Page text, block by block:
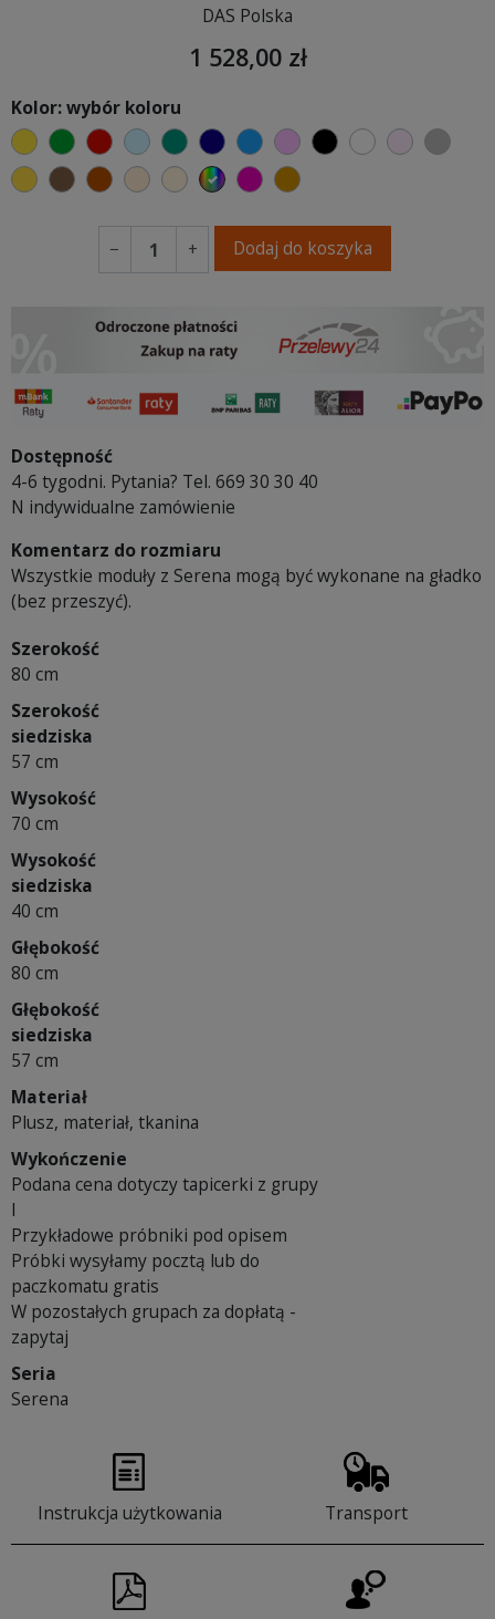
DAS Polska
1 528,00 zł
Kolor: wybór koloru
żółtyzielonyczerwony
błękitnyturkusowygranatowyniebieski
różowyczarnybiałyjasny róż
szary
musztardowy
brązowy
ceglastyciepły kremowy
ecru beżowy
wybór koloru
fuksjakoniakowy
− + Dodaj do koszyka
Dostępność
4-6 tygodni. Pytania? Tel. 669 30 30 40
N indywidualne zamówienie
Komentarz do rozmiaru
Wszystkie moduły z Serena mogą być wykonane na gładko
(bez przeszyć).
Szerokość
80 cm
Szerokość
siedziska
57 cm
Wysokość
70 cm
Wysokość
siedziska
40 cm
Głębokość
80 cm
Głębokość
siedziska
57 cm
Materiał
Plusz, materiał, tkanina
Wykończenie
Podana cena dotyczy tapicerki z grupy
I
Przykładowe próbniki pod opisem
Próbki wysyłamy pocztą lub do
paczkomatu gratis
W pozostałych grupach za dopłatą -
zapytaj
Seria
Serena
Instrukcja użytkowania Transport